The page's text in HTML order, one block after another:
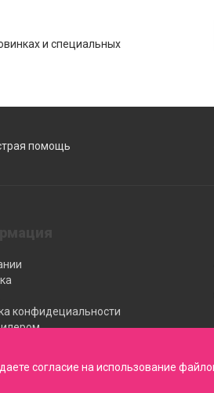
и специальных
помощь
конфидециальности
согласие на использование